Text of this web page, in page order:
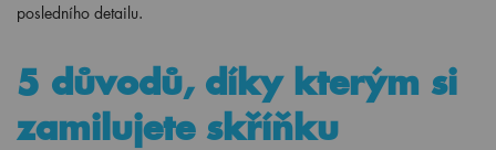
posledního detailu.
5 důvodů, díky kterým si
zamilujete skříňku